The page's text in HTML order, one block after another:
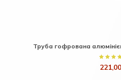
Труба гофрована